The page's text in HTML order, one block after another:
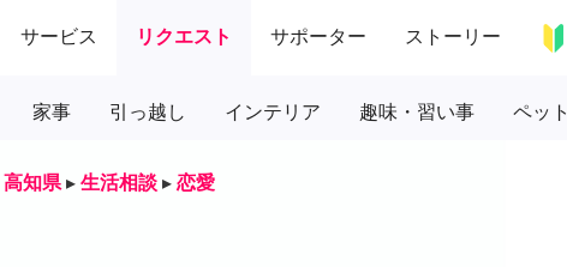
サービス リクエスト サポーター ストーリー
家事 引っ越し インテリア 趣味・習い事 ペット
高知県 ▸ 生活相談 ▸ 恋愛